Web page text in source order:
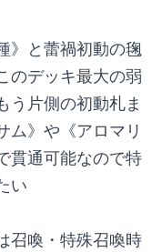
》と蕾禍初動の毱
のデッキ最大の弱
う片側の初動札ま
ム》や《アロマリ
貫通可能なので特
い
召喚・特殊召喚時